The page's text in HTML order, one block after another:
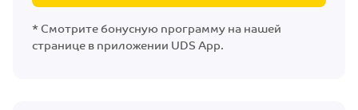
* Смотрите бонусную программу на нашей
странице в приложении UDS App.